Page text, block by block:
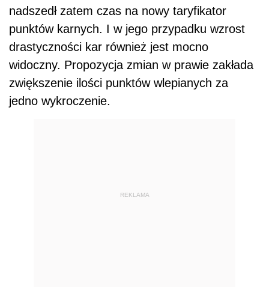
nadszedł zatem czas na nowy taryfikator
punktów karnych. I w jego przypadku wzrost
drastyczności kar również jest mocno
widoczny. Propozycja zmian w prawie zakłada
zwiększenie ilości punktów wlepianych za
jedno wykroczenie.
REKLAMA